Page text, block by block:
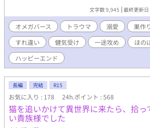
情期が近付くたび、僕は小さな嘘をつく。
所で、ひとりぼっちで”巣”を作り、彼が帰
る。 これは、“普通”のΩになれなかった僕と
かくれんぼ。 どうか、僕の”巣”が見つか
う願っているのに、本当は少しだけ、奏さん
願ってしまった僕のお話。
文字数 9,945 最終更新
オメガバース トラウマ 溺愛 巣作
すれ違い
健気受け 一途攻め
ほの
ハッピーエンド
長編 完結 R15
お気に入り : 178 24h.ポイント : 568
猫を追いかけて異世界に来たら、拾っ
い貴族様でした